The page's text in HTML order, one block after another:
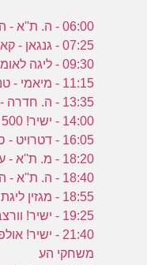
06:00 - ה. ת''א - ה. כפר שלם
07:25 - גנגאן - קאן
09:30 - ליגה לאומית: מחזור 6 משולב
11:15 - מיאמי - טנסי
13:35 - ה. חדרה - מ.ס. אשדוד
14:00 - ישיר! ATP 500: טורניר סין, ח' גמר
16:05 - דטרויט - סיאטל
18:20 - מ. ת''א - ע. טבריה
18:40 - ה. ת''א - ה. כפר שלם
18:55 - מגזין ליגת האלופות
19:25 - ישיר! וורצבורג - ה. חולון
21:40 -
משחקי הע